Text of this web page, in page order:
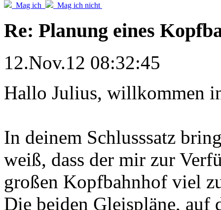
Mag ich
Mag ich nicht
Re: Planung eines
12.Nov.12 08:32:45
Hallo Julius, willkommen
In deinem Schlusssatz
weiß, dass der mir zur
großen Kopfbahnhof viel
Die beiden Gleispläne, auf